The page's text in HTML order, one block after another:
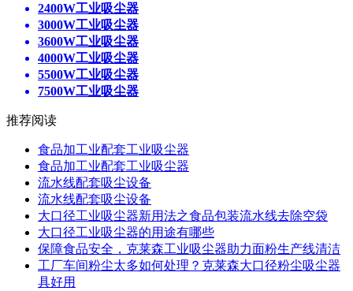
2400W工业吸尘器
3000W工业吸尘器
3600W工业吸尘器
4000W工业吸尘器
5500W工业吸尘器
7500W工业吸尘器
推荐阅读
食品加工业配套工业吸尘器
食品加工业配套工业吸尘器
流水线配套吸尘设备
流水线配套吸尘设备
大口径工业吸尘器新用法之食品包装流水线去除空袋
大口径工业吸尘器的用途有哪些
保障食品安全，克莱森工业吸尘器助力面粉生产线清洁
工厂车间粉尘太多如何处理？克莱森大口径粉尘吸尘器
具好用